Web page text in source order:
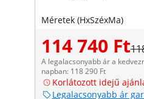
Méretek (HxSzéxMa)
114 740 Ft
A legalacsonyabb ár a
napban: 118 290 Ft
Korlátozott idejű
Legalacsonyabb ár